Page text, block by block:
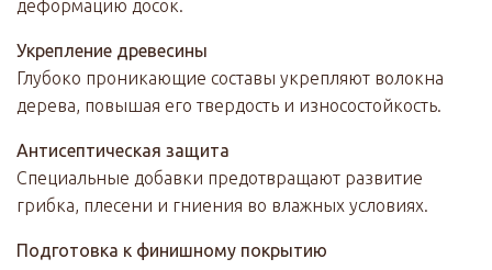
деформацию досок.
Укрепление древесины
Глубоко проникающие составы укрепляют волокна
дерева, повышая его твердость и износостойкость.
Антисептическая защита
Специальные добавки предотвращают развитие
грибка, плесени и гниения во влажных условиях.
Подготовка к финишному покрытию